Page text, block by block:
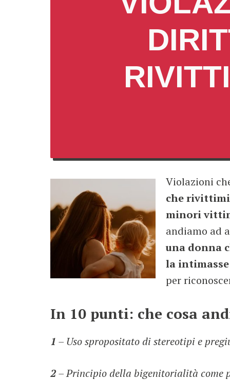
Violazioni
che
minori
andiamo ad
una donna
la
per
In 10 punti: che cosa
1 – Uso spropositato di stereotipi e
2– Principio della bigenitorialità come